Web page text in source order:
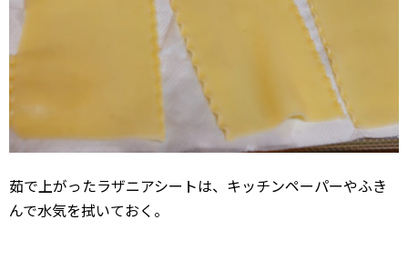
茹で上がったラザニアシートは、キッチンペーパーやふき
んで水気を拭いておく。